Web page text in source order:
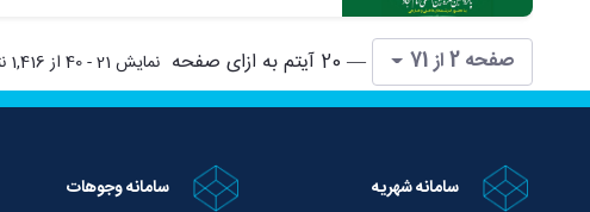
صفحه 2 از 71 — 20 آیتم به ازای صفحه نمایش 21 - 40 از 1,416 نتیجه
سامانه شهریه سامانه وجوهات